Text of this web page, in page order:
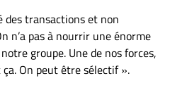
transactions et non
n’a pas à nourrir une énorme
groupe. Une de nos forces,
On peut être sélectif ».